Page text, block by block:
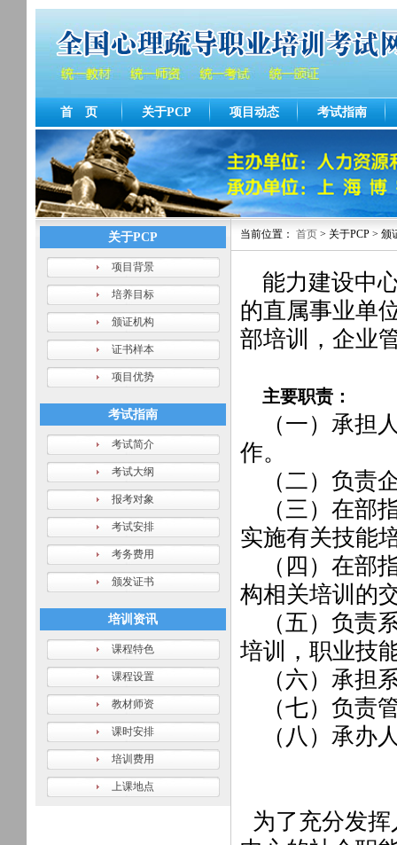
首 页 关于PCP 项目动态 考试指南
关于PCP
项目背景
培养目标
颁证机构
证书样本
项目优势
考试指南
考试简介
考试大纲
报考对象
考试安排
考务费用
颁发证书
培训资讯
课程特色
课程设置
教材师资
课时安排
培训费用
上课地点
当前位置： 首页 > 关于PCP > 颁
能力建设中
的直属事业单
部培训，企业
主要职责：
（一）承担
作。
（二）负责
（三）在部
实施有关技能
（四）在部
构相关培训的
（五）负责
培训，职业技
（六）承担
（七）负责
（八）承办
为了充分发